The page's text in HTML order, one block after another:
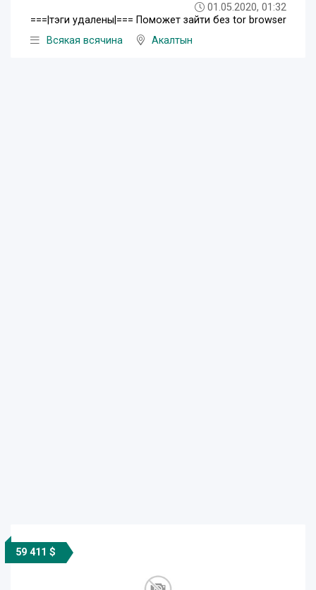
01.05.2020, 01:32
===|тэги удалены|=== Поможет зайти без tor browser
Всякая всячина
Акалтын
59 411 $